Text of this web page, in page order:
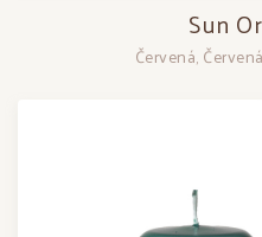
Sun
Červená,